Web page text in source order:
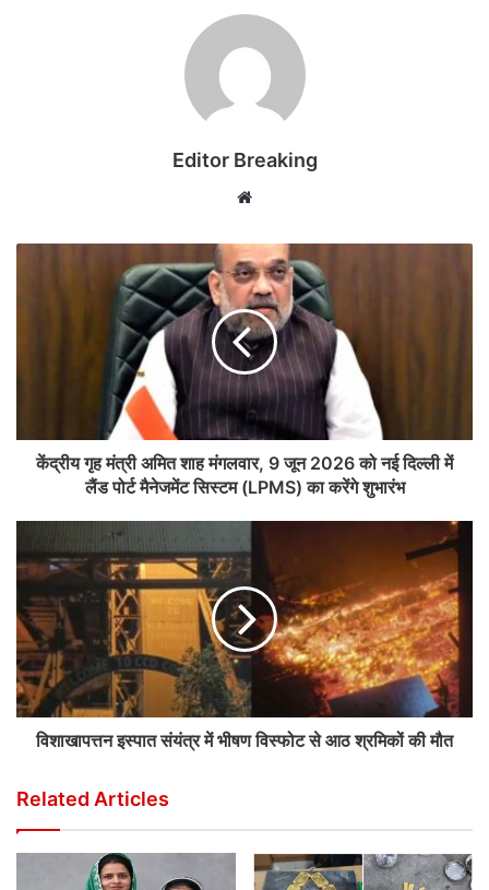
Editor Breaking
Website
केंद्रीय गृह मंत्री अमित शाह मंगलवार, 9 जून 2026 को नई दिल्ली में
लैंड पोर्ट मैनेजमेंट सिस्टम (LPMS) का करेंगे शुभारंभ
विशाखापत्तन इस्पात संयंत्र में भीषण विस्फोट से आठ श्रमिकों की मौत
Related Articles